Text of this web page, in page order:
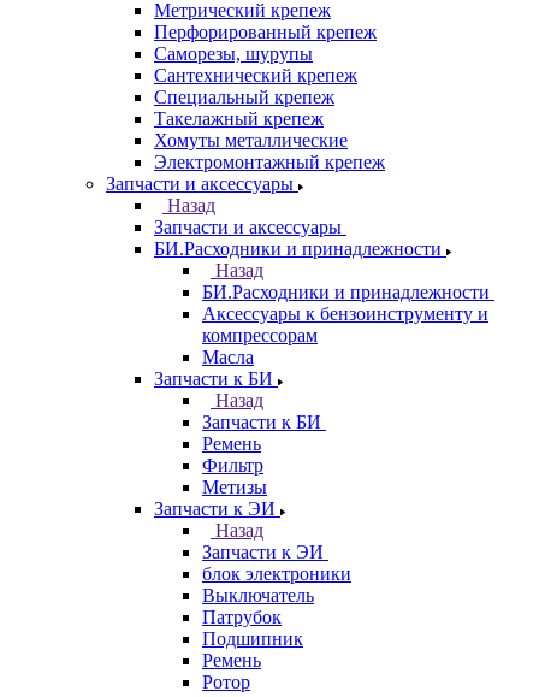
Метрический крепеж
Перфорированный крепеж
Саморезы, шурупы
Сантехнический крепеж
Специальный крепеж
Такелажный крепеж
Хомуты металлические
Электромонтажный крепеж
Запчасти и аксессуары
Назад
Запчасти и аксессуары
БИ.Расходники и принадлежности
Назад
БИ.Расходники и принадлежности
Аксессуары к бензоинструменту и
компрессорам
Масла
Запчасти к БИ
Назад
Запчасти к БИ
Ремень
Фильтр
Метизы
Запчасти к ЭИ
Назад
Запчасти к ЭИ
блок электроники
Выключатель
Патрубок
Подшипник
Ремень
Ротор